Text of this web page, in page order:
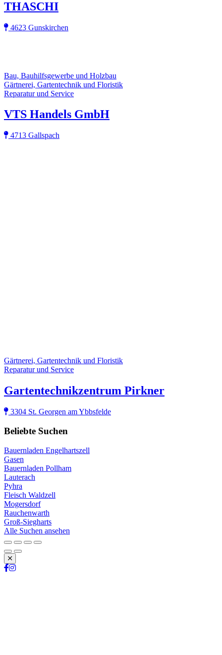
THASCHI
4623 Gunskirchen
Bau, Bauhilfsgewerbe und Holzbau
Gärtnerei, Gartentechnik und Floristik
Reparatur und Service
VTS Handels GmbH
4713 Gallspach
Gärtnerei, Gartentechnik und Floristik
Reparatur und Service
Gartentechnikzentrum Pirkner
3304 St. Georgen am Ybbsfelde
Beliebte Suchen
Bauernladen Engelhartszell
Gasen
Bauernladen Pollham
Lauterach
Pyhra
Fleisch Waldzell
Mogersdorf
Rauchenwarth
Groß-Siegharts
Alle Suchen ansehen
Schließen